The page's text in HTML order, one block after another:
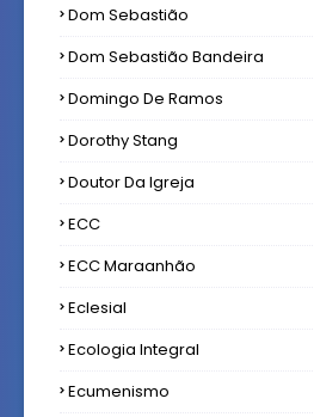
Dom Sebastião
Dom Sebastião Bandeira
Domingo De Ramos
Dorothy Stang
Doutor Da Igreja
ECC
ECC Maraanhão
Eclesial
Ecologia Integral
Ecumenismo